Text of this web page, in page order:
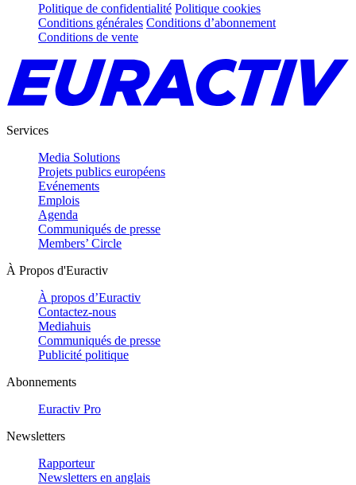
Politique de confidentialité Politique cookies
Conditions générales Conditions d’abonnement
Conditions de vente
Services
Media Solutions
Projets publics européens
Evénements
Emplois
Agenda
Communiqués de presse
Members’ Circle
À Propos d'Euractiv
À propos d’Euractiv
Contactez-nous
Mediahuis
Communiqués de presse
Publicité politique
Abonnements
Euractiv Pro
Newsletters
Rapporteur
Newsletters en anglais